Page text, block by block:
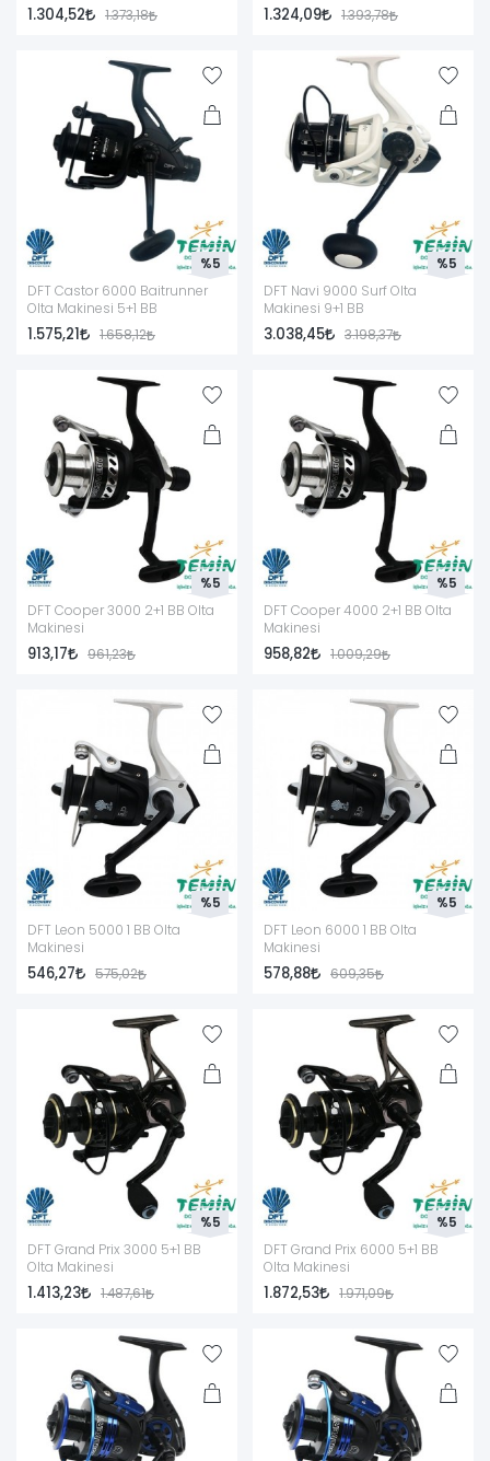
1.304,52 1.373,18 1.324,09 1.393,78
DFT Castor 6000 Baitrunner
Olta Makinesi 5+1 BB
1.575,21 1.658,12
%5
DFT Navi 9000 Surf Olta
Makinesi 9+1 BB
3.038,45 3.198,37
%5
DFT Cooper 3000 2+1 BB Olta
Makinesi
913,17 961,23
%5
DFT Cooper 4000 2+1 BB Olta
Makinesi
958,82 1.009,29
%5
DFT Leon 5000 1 BB Olta
Makinesi
546,27 575,02
%5
DFT Leon 6000 1 BB Olta
Makinesi
578,88 609,35
%5
DFT Grand Prix 3000 5+1 BB
Olta Makinesi
1.413,23 1.487,61
%5
DFT Grand Prix 6000 5+1 BB
Olta Makinesi
1.872,53 1.971,09
%5